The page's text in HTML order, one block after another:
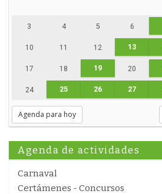
3 4 5 6
10 11 12 13
17 18 19 20
24 25 26 27
Agenda para hoy
Agenda de actividades
Carnaval
Certámenes - Concursos